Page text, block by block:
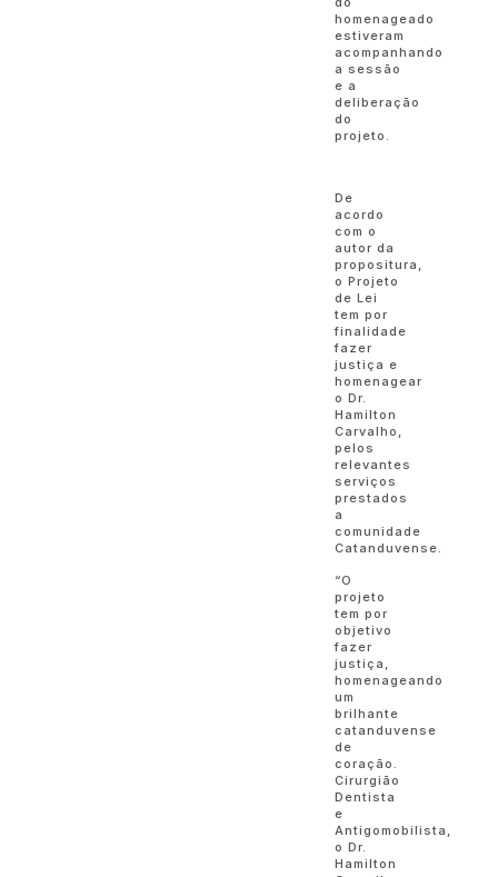
homenageado
estiveram
acompanhando
a sessão
e a
deliberação
do
projeto.
De
acordo
com o
autor da
propositura,
o Projeto
de Lei
tem por
finalidade
fazer
justiça e
homenagear
o Dr.
Hamilton
Carvalho,
pelos
relevantes
serviços
prestados
a
comunidade
Catanduvense.
“O
projeto
tem por
objetivo
fazer
justiça,
homenageando
um
brilhante
catanduvense
de
coração.
Cirurgião
Dentista
e
Antigomobilista,
o Dr.
Hamilton